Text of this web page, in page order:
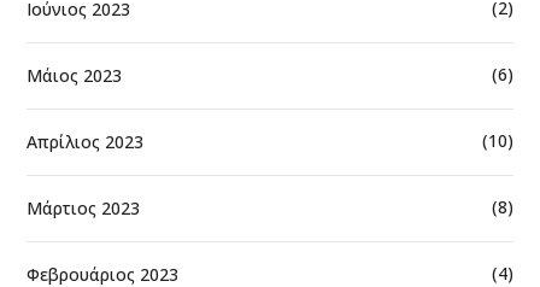
Ιούνιος 2023 (2)
Μάιος 2023 (6)
Απρίλιος 2023 (10)
Μάρτιος 2023 (8)
Φεβρουάριος 2023 (4)